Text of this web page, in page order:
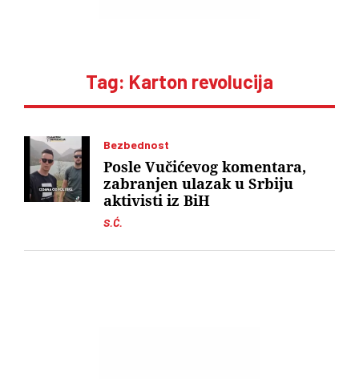
Tag: Karton revolucija
Bezbednost
S.Ć.
Posle Vučićevog komentara,
zabranjen ulazak u Srbiju
aktivisti iz BiH